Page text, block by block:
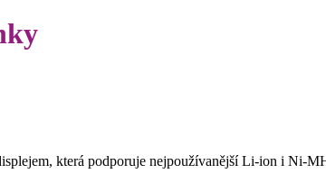
která podporuje nejpoužívanější Li-ion i Ni-